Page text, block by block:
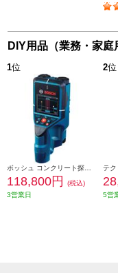
DIY用品（業務・家
1位
118,800円
(税込)
3営業日
2位
5営